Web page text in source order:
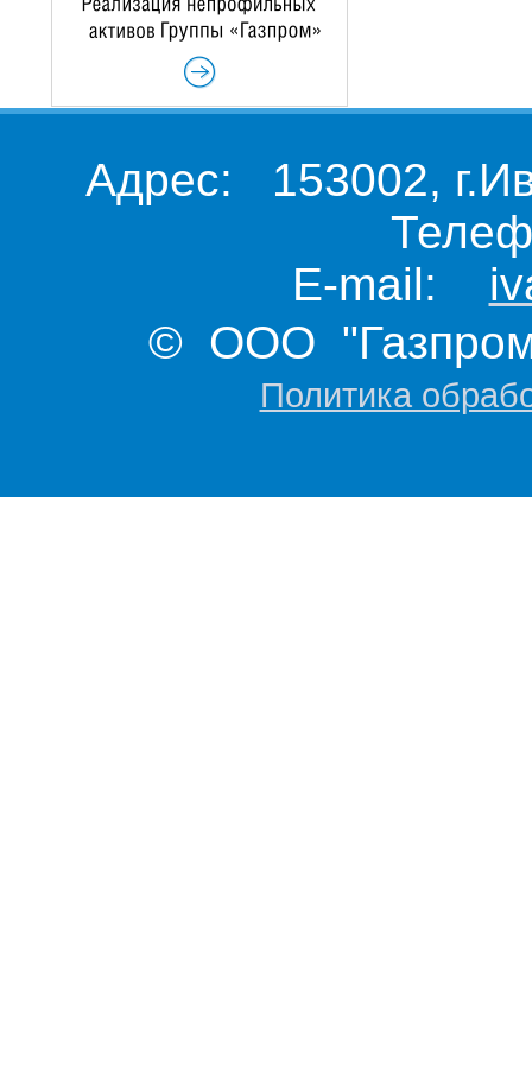
Адрес: 153002,
E-mail:
© ООО "Газпром
Политика